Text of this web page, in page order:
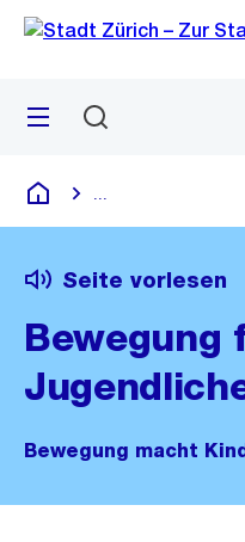
Navigation
Sprunglink
Menü
Deutsch
Seite vorlesen
Bewegung
Bewegung macht